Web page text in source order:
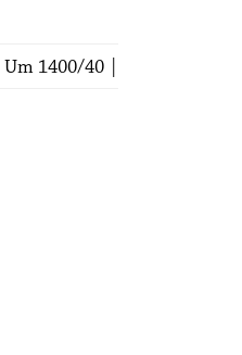
Um 1400/40 |